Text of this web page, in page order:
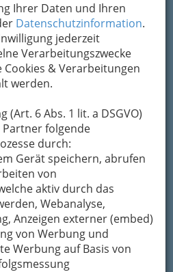
Ihrer Daten und Ihren
Datenschutzinformation.
jederzeit
Verarbeitungszwecke
& Verarbeitungen
werden.
6 Abs. 1 lit. a DSGVO)
folgende
durch:
Gerät speichern, abrufen
von
aktiv durch das
Webanalyse,
Anzeigen externer (embed)
von Werbung und
Werbung auf Basis von
vor Spam-Mails zu
wir an dieser Stelle zur
ein sicheres
wird nach dem
per Mail an das
Krainer - Institut d'